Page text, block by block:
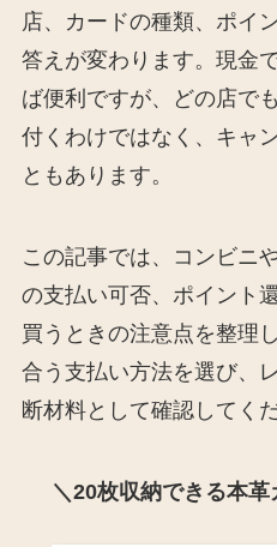
店、カードの種類、ポイ
答えが変わります。現金
ば便利ですが、どの店で
付くわけではなく、キャ
ともあります。
この記事では、コンビニ
の支払い可否、ポイント
買うときの注意点を整理
合う支払い方法を選び、
断材料として確認してくだ
＼20枚収納できる本